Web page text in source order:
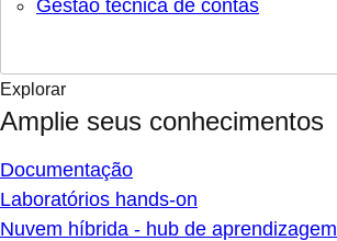
Gestão técnica de contas
Explorar
Amplie seus conhecimentos
Documentação
Laboratórios hands-on
Nuvem híbrida - hub de aprendizagem